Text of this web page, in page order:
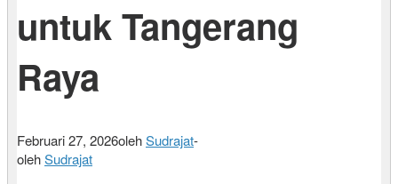
untuk Tangerang
Raya
Februari 27, 2026olehSudrajat-
olehSudrajat